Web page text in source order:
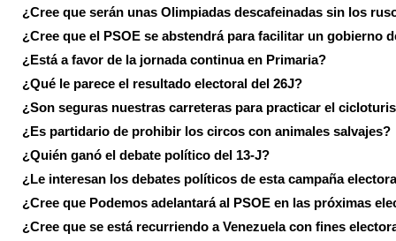
¿Cree que serán unas Olimpiadas descafeinadas sin los
¿Cree que el PSOE se abstendrá para facilitar un gobierno
¿Está a favor de la jornada continua en Primaria?
¿Qué le parece el resultado electoral del 26J?
¿Son seguras nuestras carreteras para practicar el
¿Es partidario de prohibir los circos con animales salvajes?
¿Quién ganó el debate político del 13-J?
¿Le interesan los debates políticos de esta campaña
¿Cree que Podemos adelantará al PSOE en las próximas
¿Cree que se está recurriendo a Venezuela con fines